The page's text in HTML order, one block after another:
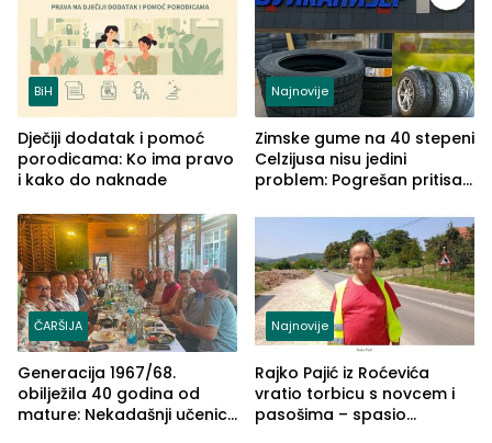
BiH
Dječiji dodatak i pomoć
porodicama: Ko ima pravo
i kako do naknade
Najnovije
Zimske gume na 40 stepeni
Celzijusa nisu jedini
problem: Pogrešan pritisak
ČARŠIJA
Generacija 1967/68.
obilježila 40 godina od
mature: Nekadašnji učenici
Najnovije
Rajko Pajić iz Roćevića
vratio torbicu s novcem i
pasošima – spasio